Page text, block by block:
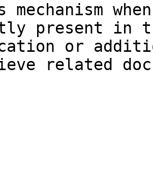
mechanism
present in
or